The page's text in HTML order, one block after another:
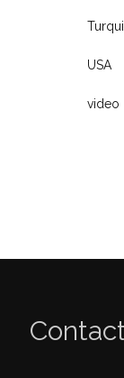
USA
video